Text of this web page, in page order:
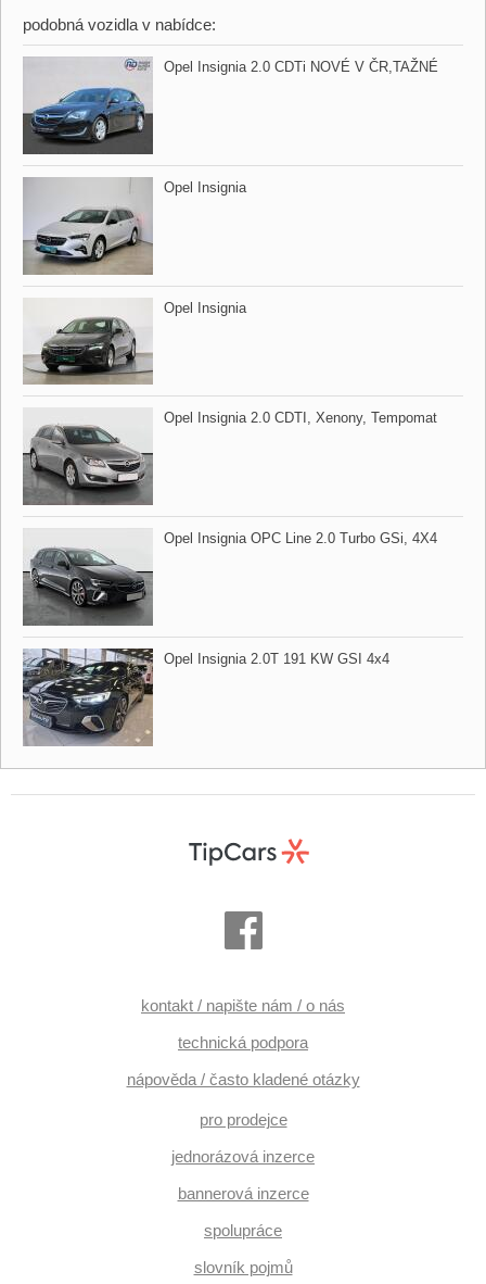
podobná vozidla v nabídce:
Opel Insignia 2.0 CDTi NOVÉ V ČR,​TAŽNÉ
Opel Insignia
Opel Insignia
Opel Insignia 2.0 CDTI,​ Xenony,​ Tempomat
Opel Insignia OPC Line 2.0 Turbo GSi,​ 4X4
Opel Insignia 2.0T 191 KW GSI 4x4
kontakt / napište nám / o nás
technická podpora
nápověda / často kladené otázky
pro prodejce
jednorázová inzerce
bannerová inzerce
spolupráce
slovník pojmů